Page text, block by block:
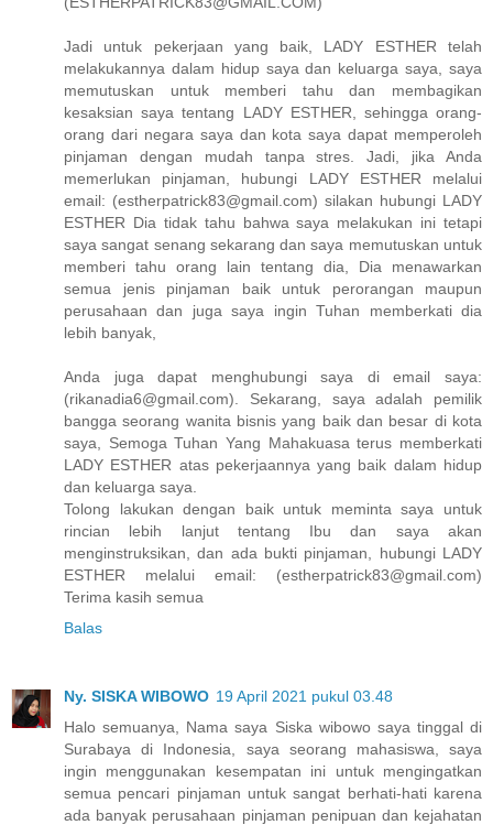
Jadi untuk pekerjaan yang baik, LADY ESTHER telah
melakukannya dalam hidup saya dan keluarga saya, saya
memutuskan untuk memberi tahu dan membagikan
kesaksian saya tentang LADY ESTHER, sehingga orang-
orang dari negara saya dan kota saya dapat memperoleh
pinjaman dengan mudah tanpa stres. Jadi, jika Anda
memerlukan pinjaman, hubungi LADY ESTHER melalui
email: (estherpatrick83@gmail.com) silakan hubungi LADY
ESTHER Dia tidak tahu bahwa saya melakukan ini tetapi
saya sangat senang sekarang dan saya memutuskan untuk
memberi tahu orang lain tentang dia, Dia menawarkan
semua jenis pinjaman baik untuk perorangan maupun
perusahaan dan juga saya ingin Tuhan memberkati dia
lebih banyak,
Anda juga dapat menghubungi saya di email saya:
(rikanadia6@gmail.com). Sekarang, saya adalah pemilik
bangga seorang wanita bisnis yang baik dan besar di kota
saya, Semoga Tuhan Yang Mahakuasa terus memberkati
LADY ESTHER atas pekerjaannya yang baik dalam hidup
dan keluarga saya.
Tolong lakukan dengan baik untuk meminta saya untuk
rincian lebih lanjut tentang Ibu dan saya akan
menginstruksikan, dan ada bukti pinjaman, hubungi LADY
ESTHER melalui email: (estherpatrick83@gmail.com)
Terima kasih semua
Balas
Ny. SISKA WIBOWO 19 April 2021 pukul 03.48
Halo semuanya, Nama saya Siska wibowo saya tinggal di
Surabaya di Indonesia, saya seorang mahasiswa, saya
ingin menggunakan kesempatan ini untuk mengingatkan
semua pencari pinjaman untuk sangat berhati-hati karena
ada banyak perusahaan pinjaman penipuan dan kejahatan